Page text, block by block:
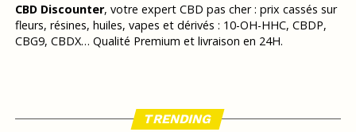
CBD Discounter, votre expert CBD pas cher : prix cassés sur
fleurs, résines, huiles, vapes et dérivés : 10-OH-HHC, CBDP,
CBG9, CBDX… Qualité Premium et livraison en 24H.
TRENDING